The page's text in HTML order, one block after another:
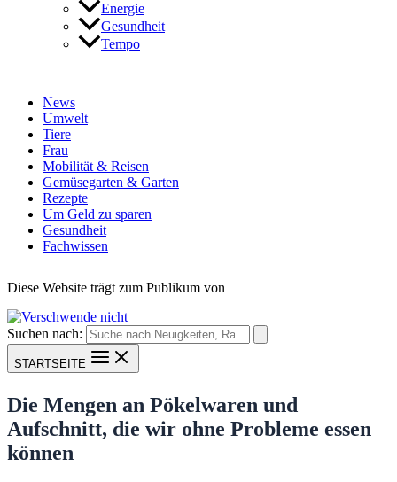
Energie
Gesundheit
Tempo
News
Umwelt
Tiere
Frau
Mobilität & Reisen
Gemüsegarten & Garten
Rezepte
Um Geld zu sparen
Gesundheit
Fachwissen
Diese Website trägt zum Publikum von
Suchen nach:
STARTSEITE
Die Mengen an Pökelwaren und
Aufschnitt, die wir ohne Probleme essen
können